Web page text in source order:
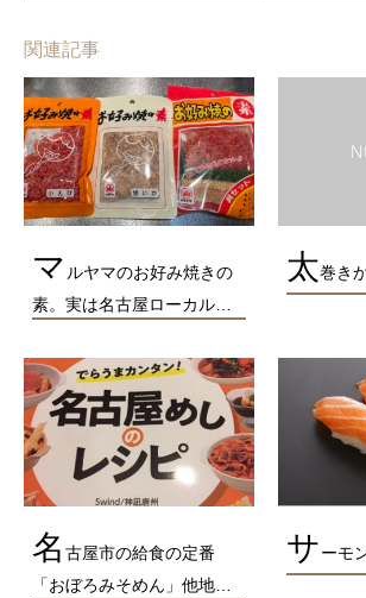
関連記事
マ ルヤマのお好み焼きの
素。実は名古屋ローカル…
太巻き
名 古屋市の給食の定番
「おぼろみそめん」他地…
サーモ